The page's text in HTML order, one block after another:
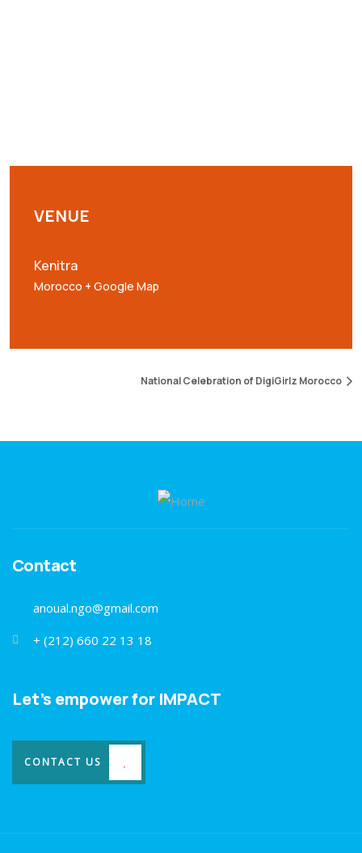
VENUE
Kenitra
Morocco + Google Map
National Celebration of DigiGirlz Morocco
Contact
anoual.ngo@gmail.com
+ (212) 660 22 13 18
Let's empower for IMPACT
CONTACT US